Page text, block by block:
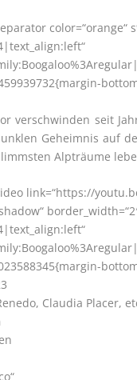
color=“orange“
verschwinden seit
Geheimnis auf
Alpträume
link=“https://
Claudia Placer,